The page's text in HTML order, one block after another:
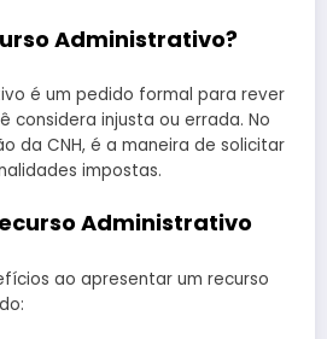
Administrativo?
é um pedido formal para rever
considera injusta ou errada. No
da CNH, é a maneira de solicitar
impostas.
Administrativo
ao apresentar um recurso